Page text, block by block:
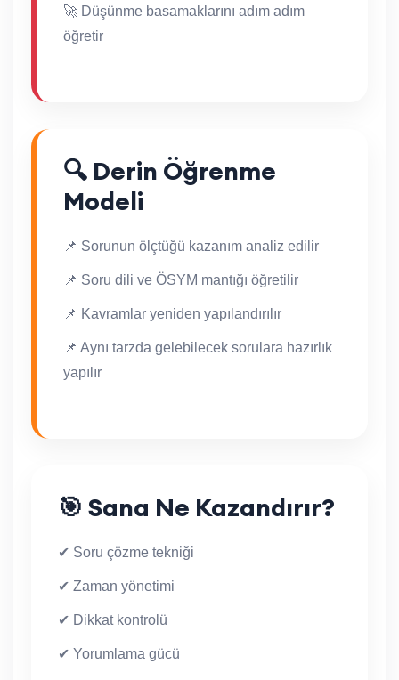
🚀 Düşünme basamaklarını adım adım
öğretir
🔍 Derin Öğrenme
Modeli
📌 Sorunun ölçtüğü kazanım analiz edilir
📌 Soru dili ve ÖSYM mantığı öğretilir
📌 Kavramlar yeniden yapılandırılır
📌 Aynı tarzda gelebilecek sorulara hazırlık
yapılır
🎯 Sana Ne Kazandırır?
✔ Soru çözme tekniği
✔ Zaman yönetimi
✔ Dikkat kontrolü
✔ Yorumlama gücü